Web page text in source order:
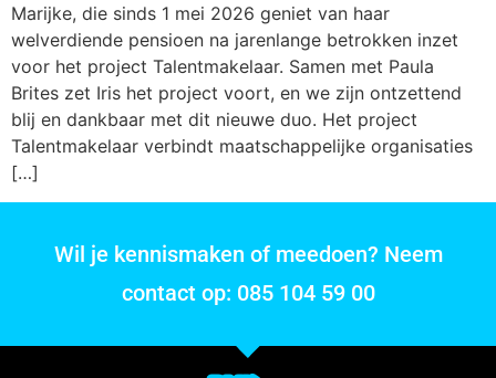
Marijke, die sinds 1 mei 2026 geniet van haar
welverdiende pensioen na jarenlange betrokken inzet
voor het project Talentmakelaar. Samen met Paula
Brites zet Iris het project voort, en we zijn ontzettend
blij en dankbaar met dit nieuwe duo. Het project
Talentmakelaar verbindt maatschappelijke organisaties
[…]
Wil je kennismaken of meedoen? Neem
contact op: 085 104 59 00